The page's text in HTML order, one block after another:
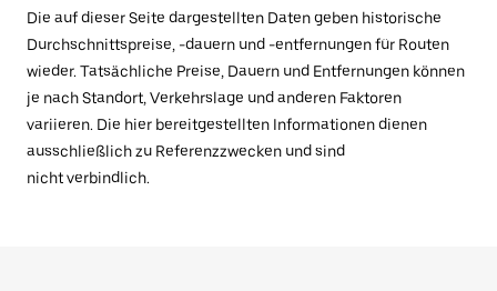
Die auf dieser Seite dargestellten Daten geben historische
Durchschnittspreise, -dauern und -entfernungen für Routen
wieder. Tatsächliche Preise, Dauern und Entfernungen können
je nach Standort, Verkehrslage und anderen Faktoren
variieren. Die hier bereitgestellten Informationen dienen
ausschließlich zu Referenzzwecken und sind
nicht verbindlich.